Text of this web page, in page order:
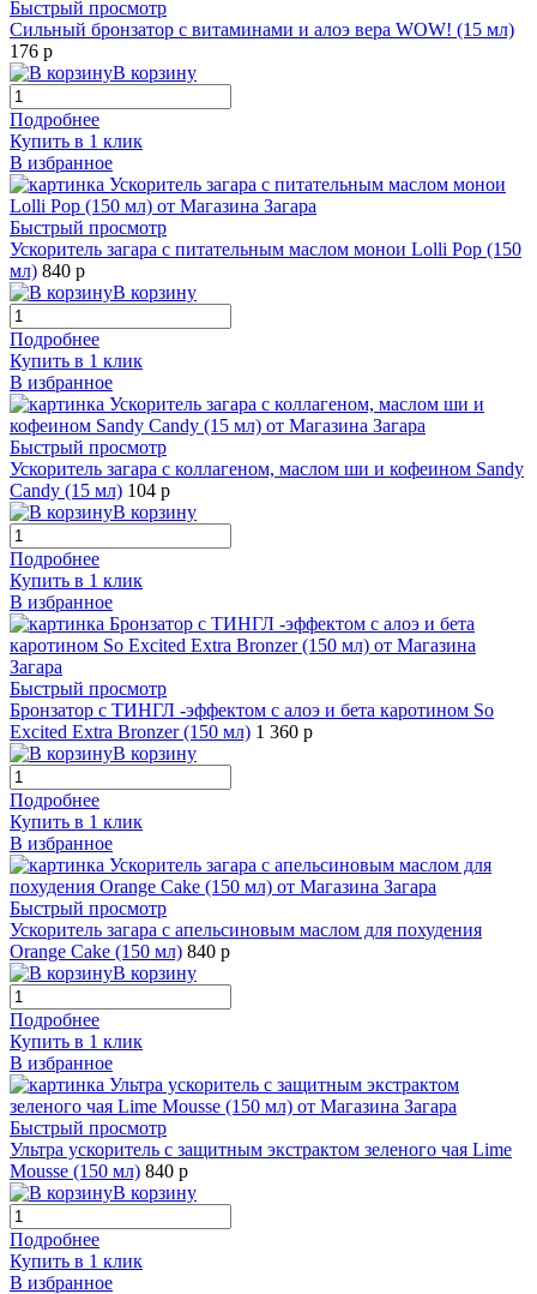
Быстрый просмотр
Сильный бронзатор с витаминами и алоэ вера WOW! (15 мл)
176 р
В корзину
Подробнее
Купить в 1 клик
В избранное
Быстрый просмотр
Ускоритель загара с питательным маслом монои Lolli Pop (150
мл) 840 р
В корзину
Подробнее
Купить в 1 клик
В избранное
Быстрый просмотр
Ускоритель загара с коллагеном, маслом ши и кофеином Sandy
Candy (15 мл) 104 р
В корзину
Подробнее
Купить в 1 клик
В избранное
Быстрый просмотр
Бронзатор с ТИНГЛ -эффектом с алоэ и бета каротином So
Excited Extra Bronzer (150 мл) 1 360 р
В корзину
Подробнее
Купить в 1 клик
В избранное
Быстрый просмотр
Ускоритель загара с апельсиновым маслом для похудения
Orange Cake (150 мл) 840 р
В корзину
Подробнее
Купить в 1 клик
В избранное
Быстрый просмотр
Ультра ускоритель с защитным экстрактом зеленого чая Lime
Mousse (150 мл) 840 р
В корзину
Подробнее
Купить в 1 клик
В избранное